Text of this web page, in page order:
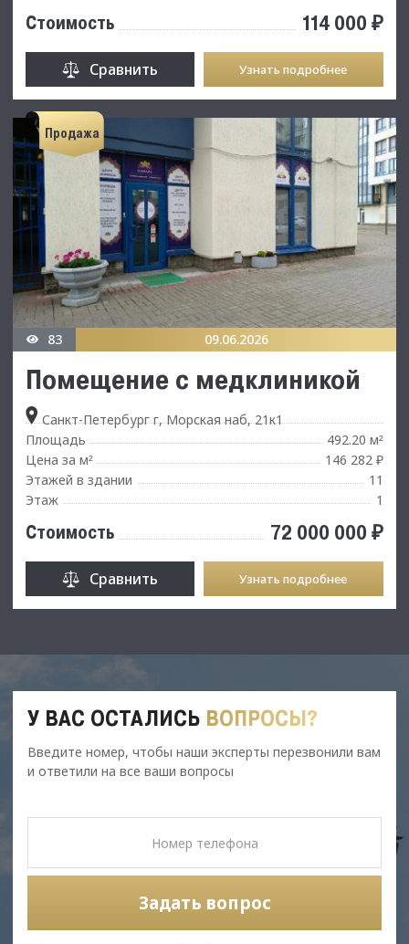
Стоимость 114 000 ₽
Сравнить Узнать подробнее
Продажа
83 09.06.2026
Помещение с медклиникой
Санкт-Петербург г, Морская наб, 21к1
Площадь
492.20 м²
Цена за м²
146 282 ₽
Этажей в здании
11
Этаж
1
Стоимость 72 000 000 ₽
Сравнить Узнать подробнее
У ВАС ОСТАЛИСЬ ВОПРОСЫ?
Введите номер, чтобы наши эксперты перезвонили вам
и ответили на все ваши вопросы
Задать вопрос